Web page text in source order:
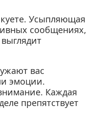
Усыпляющая
сообщениях,
вас
эмоции.
Каждая
препятствует